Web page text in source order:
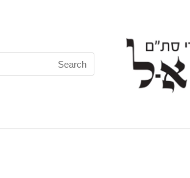
Search
for: